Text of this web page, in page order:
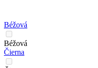
Béžová
Béžová
Čierna